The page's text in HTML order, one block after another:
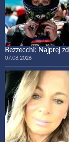
Bezzecchi: Najprej
07.08.2026